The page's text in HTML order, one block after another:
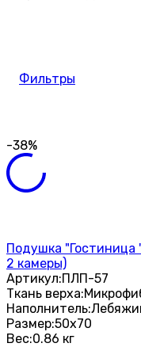
Фильтры
-38%
Подушка "Гостиница
2 камеры)
Артикул:ПЛП-57
Ткань верха:
Наполнитель:
Размер:50х70
Вес:0.86 кг